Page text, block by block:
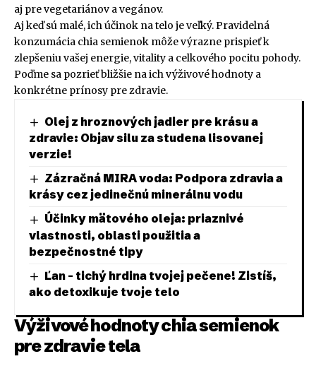
aj pre vegetariánov a vegánov.
Aj keď sú malé, ich účinok na telo je veľký. Pravidelná
konzumácia chia semienok môže výrazne prispieť k
zlepšeniu vašej energie, vitality a celkového pocitu pohody.
Poďme sa pozrieť bližšie na ich výživové hodnoty a
konkrétne prínosy pre zdravie.
Olej z hroznových jadier pre krásu a
zdravie: Objav silu za studena lisovanej
verzie!
Zázračná MIRA voda: Podpora zdravia a
krásy cez jedinečnú minerálnu vodu
Účinky mätového oleja: priaznivé
vlastnosti, oblasti použitia a
bezpečnostné tipy
Ľan – tichý hrdina tvojej pečene! Zistíš,
ako detoxikuje tvoje telo
Výživové hodnoty chia semienok
pre zdravie tela